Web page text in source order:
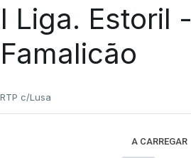
I Liga. Estoril -
Famalicão
RTP c/Lusa
A CARREGAR